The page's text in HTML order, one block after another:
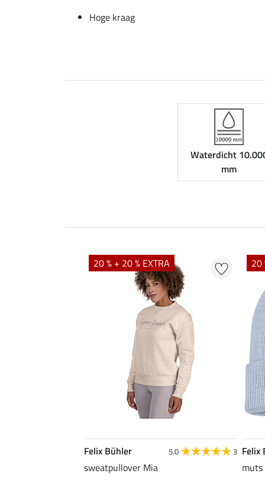
Hoge kraag
Waterdicht
mm
20 % + 20 % EXTRA
Felix Bühler 5.0 3
sweatpullover Mia
20
Felix
muts